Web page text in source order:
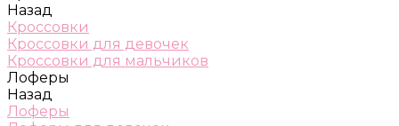
Назад
Кроссовки
Кроссовки для девочек
Кроссовки для мальчиков
Лоферы
Назад
Лоферы